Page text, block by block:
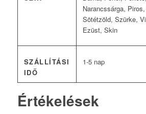
Narancssárga,
Sötétzöld, Szürke,
Ezüst, Skin
SZÁLLÍTÁSI
IDŐ
1-5 nap
Értékelések